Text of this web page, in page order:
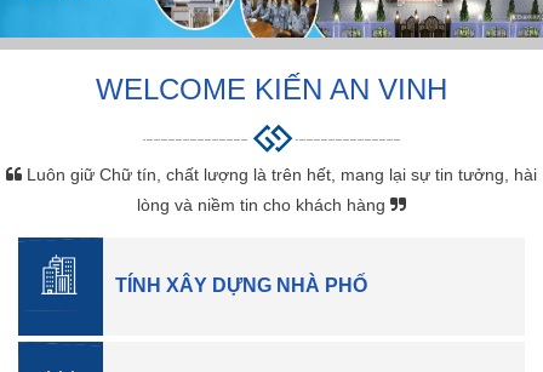
WELCOME KIẾN AN VINH
Luôn giữ Chữ tín, chất lượng là trên hết, mang lại sự tin tưởng, hài
lòng và niềm tin cho khách hàng
TÍNH XÂY DỰNG NHÀ PHỐ